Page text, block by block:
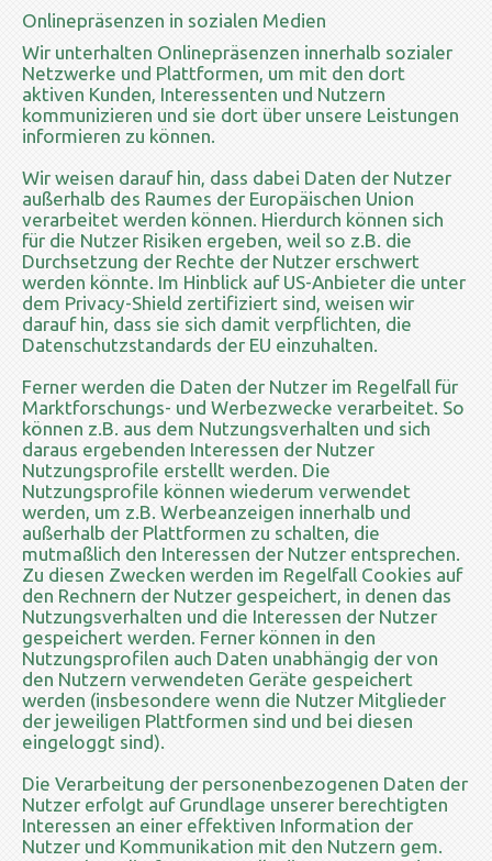
Onlinepräsenzen in sozialen Medien
Wir unterhalten Onlinepräsenzen innerhalb sozialer
Netzwerke und Plattformen, um mit den dort
aktiven Kunden, Interessenten und Nutzern
kommunizieren und sie dort über unsere Leistungen
informieren zu können.
Wir weisen darauf hin, dass dabei Daten der Nutzer
außerhalb des Raumes der Europäischen Union
verarbeitet werden können. Hierdurch können sich
für die Nutzer Risiken ergeben, weil so z.B. die
Durchsetzung der Rechte der Nutzer erschwert
werden könnte. Im Hinblick auf US-Anbieter die unter
dem Privacy-Shield zertifiziert sind, weisen wir
darauf hin, dass sie sich damit verpflichten, die
Datenschutzstandards der EU einzuhalten.
Ferner werden die Daten der Nutzer im Regelfall für
Marktforschungs- und Werbezwecke verarbeitet. So
können z.B. aus dem Nutzungsverhalten und sich
daraus ergebenden Interessen der Nutzer
Nutzungsprofile erstellt werden. Die
Nutzungsprofile können wiederum verwendet
werden, um z.B. Werbeanzeigen innerhalb und
außerhalb der Plattformen zu schalten, die
mutmaßlich den Interessen der Nutzer entsprechen.
Zu diesen Zwecken werden im Regelfall Cookies auf
den Rechnern der Nutzer gespeichert, in denen das
Nutzungsverhalten und die Interessen der Nutzer
gespeichert werden. Ferner können in den
Nutzungsprofilen auch Daten unabhängig der von
den Nutzern verwendeten Geräte gespeichert
werden (insbesondere wenn die Nutzer Mitglieder
der jeweiligen Plattformen sind und bei diesen
eingeloggt sind).
Die Verarbeitung der personenbezogenen Daten der
Nutzer erfolgt auf Grundlage unserer berechtigten
Interessen an einer effektiven Information der
Nutzer und Kommunikation mit den Nutzern gem.